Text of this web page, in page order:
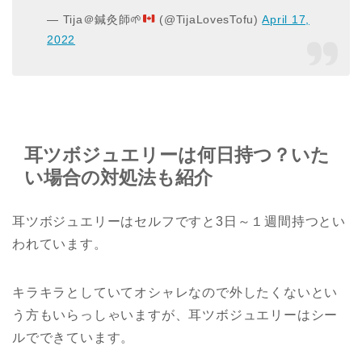
— Tija＠鍼灸師🌱 (@TijaLovesTofu)April 17,
2022
耳ツボジュエリーは何日持つ？いた
い場合の対処法も紹介
耳ツボジュエリーはセルフですと3日～１週間持つとい
われています。
キラキラとしていてオシャレなので外したくないとい
う方もいらっしゃいますが、耳ツボジュエリーはシー
ルでできています。